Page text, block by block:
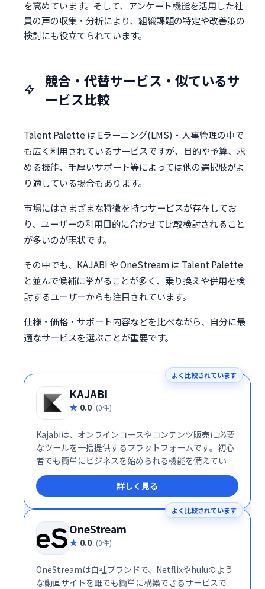
を高めています。そして、アンケート機能を活用した社
員の声の収集・分析により、組織課題の特定や改善策の
検討にも役立てられています。
競合・代替サービス・似ているサ
ービス比較
Talent Palette は Eラーニング(LMS)・人事管理の中で
も広く利用されているサービスですが、目的や予算、求
める機能、手厚いサポート等によっては他の選択肢がよ
り適している場合もあります。
市場にはさまざまな特徴を持つサービスが存在してお
り、ユーザーの利用目的に合わせて比較検討されること
が多いのが現状です。
その中でも、KAJABI や OneStream は Talent Palette
と並んで候補に挙がることが多く、乗り換えや併用を検
討するユーザーからも注目されています。
仕様・価格・サポート内容などを比べながら、自分に最
適なサービスを選ぶことが重要です。
よく比較されています
KAJABI
0.0 (0件)
Kajabiは、オンラインコースやコンテンツ販売に必要
なツールを一括提供するプラットフォームです。初心
者でも簡単にビジネスを始められる機能を備えていま
す。
詳しく見る
よく比較されています
OneStream
0.0 (0件)
OneStreamは自社ブランドで、Netflixやhuluのよう
な動画サイトを誰でも簡単に構築できるサービスで